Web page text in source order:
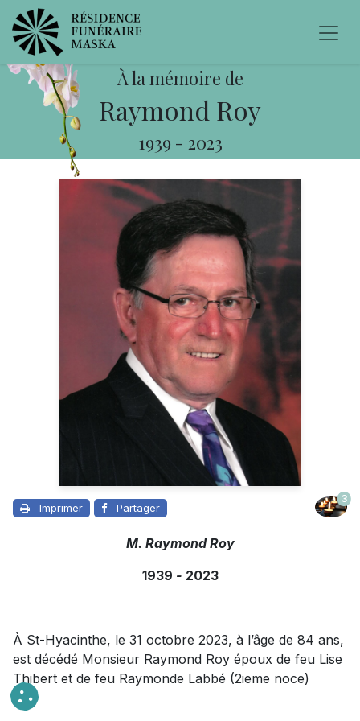
À la mémoire de
Raymond Roy
1939 - 2023
Imprimer Partager
3
M. Raymond Roy
1939 - 2023
À St-Hyacinthe, le 31 octobre 2023, à l’âge de 84 ans,
est décédé Monsieur Raymond Roy époux de feu Lise
Thibert et de feu Raymonde Labbé (2ieme noce)